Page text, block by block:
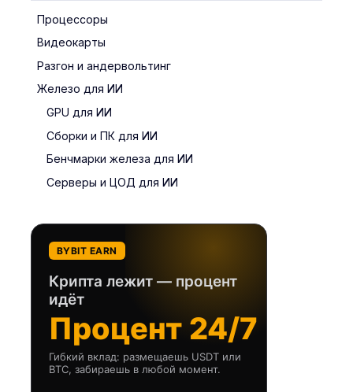
Процессоры
Видеокарты
Разгон и андервольтинг
Железо для ИИ
GPU для ИИ
Сборки и ПК для ИИ
Бенчмарки железа для ИИ
Серверы и ЦОД для ИИ
BYBIT EARN
Крипта лежит — процент
идёт
Процент 24/7
Гибкий вклад: размещаешь USDT или
BTC, забираешь в любой момент.